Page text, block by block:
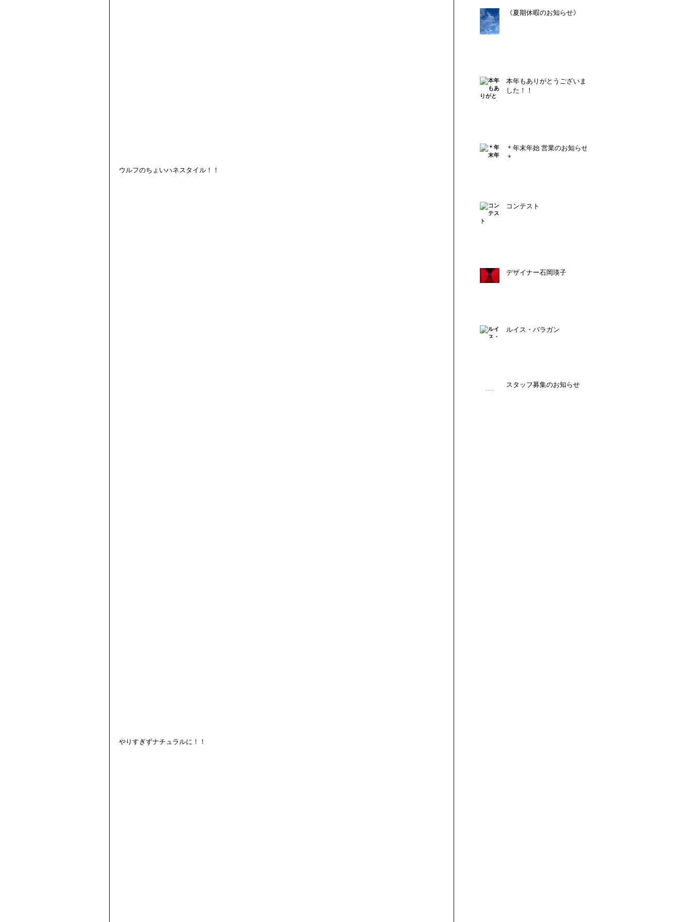
ウルフのちょいハネスタイル！！
やりすぎずナチュラルに！！
《夏期休暇のお知らせ》
本年もありがとうございま
した！！
＊年末年始 営業のお知らせ
＊
コンテスト
デザイナー石岡瑛子
ルイス・バラガン
スタッフ募集のお知らせ